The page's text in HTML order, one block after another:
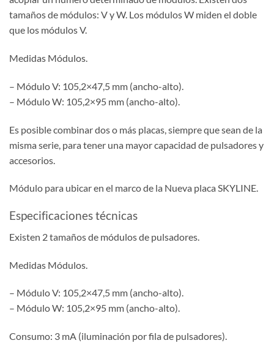
tamaños de módulos: V y W. Los módulos W miden el doble
que los módulos V.
Medidas Módulos.
– Módulo V: 105,2×47,5 mm (ancho-alto).
– Módulo W: 105,2×95 mm (ancho-alto).
Es posible combinar dos o más placas, siempre que sean de la
misma serie, para tener una mayor capacidad de pulsadores y
accesorios.
Módulo para ubicar en el marco de la Nueva placa SKYLINE.
Especificaciones técnicas
Existen 2 tamaños de módulos de pulsadores.
Medidas Módulos.
– Módulo V: 105,2×47,5 mm (ancho-alto).
– Módulo W: 105,2×95 mm (ancho-alto).
Consumo: 3 mA (iluminación por fila de pulsadores).